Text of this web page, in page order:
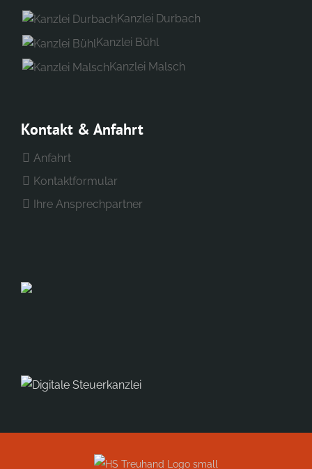
Kanzlei Durbach
Kanzlei Bühl
Kanzlei Malsch
Kontakt & Anfahrt
Anfahrt
Kontaktformular
Ihre Ansprechpartner